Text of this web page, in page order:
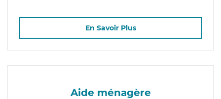
En Savoir Plus
Aide ménagère